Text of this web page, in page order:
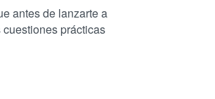
antes de lanzarte a
prácticas